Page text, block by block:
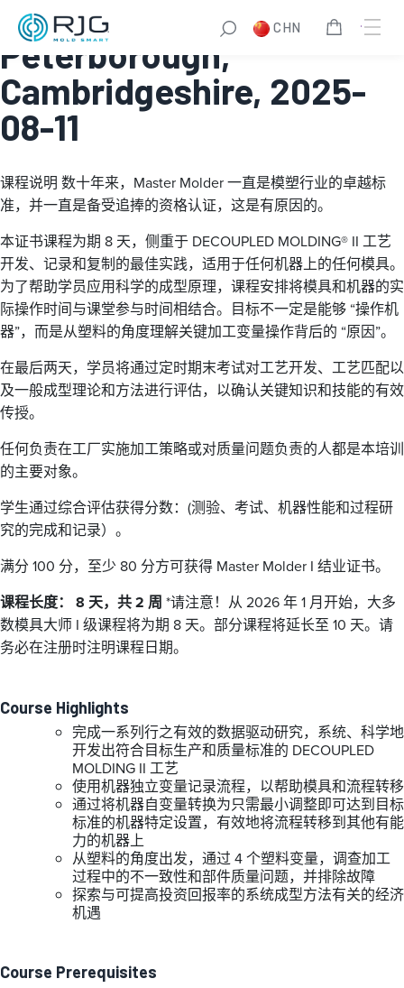
CHN
Master Molder® I:
Peterborough,
Cambridgeshire, 2025-
08-11
课程说明 数十年来，Master Molder 一直是模塑行业的卓越标
准，并一直是备受追捧的资格认证，这是有原因的。
本证书课程为期 8 天，侧重于 DECOUPLED MOLDING® II 工艺
开发、记录和复制的最佳实践，适用于任何机器上的任何模具。
为了帮助学员应用科学的成型原理，课程安排将模具和机器的实
际操作时间与课堂参与时间相结合。目标不一定是能够 “操作机
器”，而是从塑料的角度理解关键加工变量操作背后的 “原因”。
在最后两天，学员将通过定时期末考试对工艺开发、工艺匹配以
及一般成型理论和方法进行评估，以确认关键知识和技能的有效
传授。
任何负责在工厂实施加工策略或对质量问题负责的人都是本培训
的主要对象。
学生通过综合评估获得分数：(测验、考试、机器性能和过程研
究的完成和记录）。
满分 100 分，至少 80 分方可获得 Master Molder I 结业证书。
课程长度： 8 天，共 2 周 *请注意！从 2026 年 1 月开始，大多
数模具大师 I 级课程将为期 8 天。部分课程将延长至 10 天。请
务必在注册时注明课程日期。
Course Highlights
完成一系列行之有效的数据驱动研究，系统、科学地
开发出符合目标生产和质量标准的 DECOUPLED
MOLDING II 工艺
使用机器独立变量记录流程，以帮助模具和流程转移
通过将机器自变量转换为只需最小调整即可达到目标
标准的机器特定设置，有效地将流程转移到其他有能
力的机器上
从塑料的角度出发，通过 4 个塑料变量，调查加工
过程中的不一致性和部件质量问题，并排除故障
探索与可提高投资回报率的系统成型方法有关的经济
机遇
Course Prerequisites